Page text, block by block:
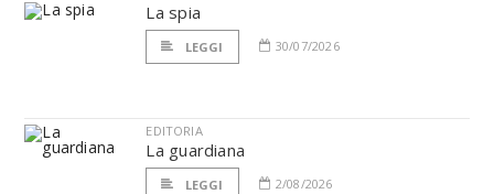
La spia
LEGGI 30/07/2026
EDITORIA
La guardiana
LEGGI 2/08/2026